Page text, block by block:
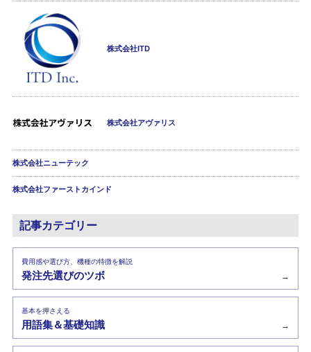
株式会社ITD
株式会社アヴァリス
株式会社ニューテック
株式会社ファーストカインド
記事カテゴリー
費用感や選び方、機種の特徴を解説
発注先選びのツボ →
基本を押さえる
用語集＆基礎知識 →